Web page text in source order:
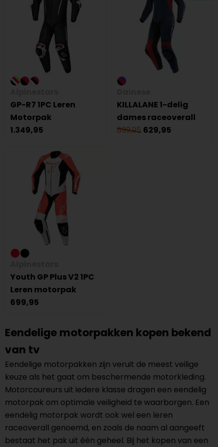
GP-R7 1PC Leren
Motorpak
1.349,95
KILLALANE 1-delig
dames raceoverall
899,95 629,95
Youth GP Plus V2 1PC
Leren motorpak
699,95
Eendelige motorpakken kopen bekend
van tv
Eendelige motorpakken zijn veruit de meest veilige
keuze als het gaat om beschermende motorkleding.
Motorcoureurs uit iedere klasse dragen een eendelig
motorpak om optimale veiligheid te waarborgen. Een
eendelig motorpak wordt ook wel een leren
raceoverall genoemd, en zoals de naam al aangeeft
bestaat het pak uit één geheel. Bij het kopen van een